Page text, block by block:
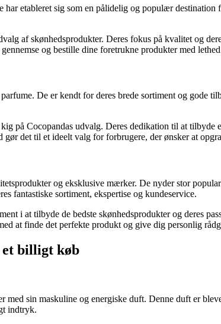
etableret sig som en pålidelig og populær
af skønhedsprodukter. Deres fokus på kvalitet og
og bestille dine foretrukne produkter med
De er kendt for deres brede sortiment og gode
på Cocopandas udvalg. Deres dedikation til at
det til et ideelt valg for forbrugere, der ønsker at
og eksklusive mærker. De nyder stor
fantastiske sortiment, ekspertise og kundeservice.
i at tilbyde de bedste skønhedsprodukter og deres
at finde det perfekte produkt og give dig personlig
et billigt køb
sin maskuline og energiske duft. Denne duft er
indtryk.